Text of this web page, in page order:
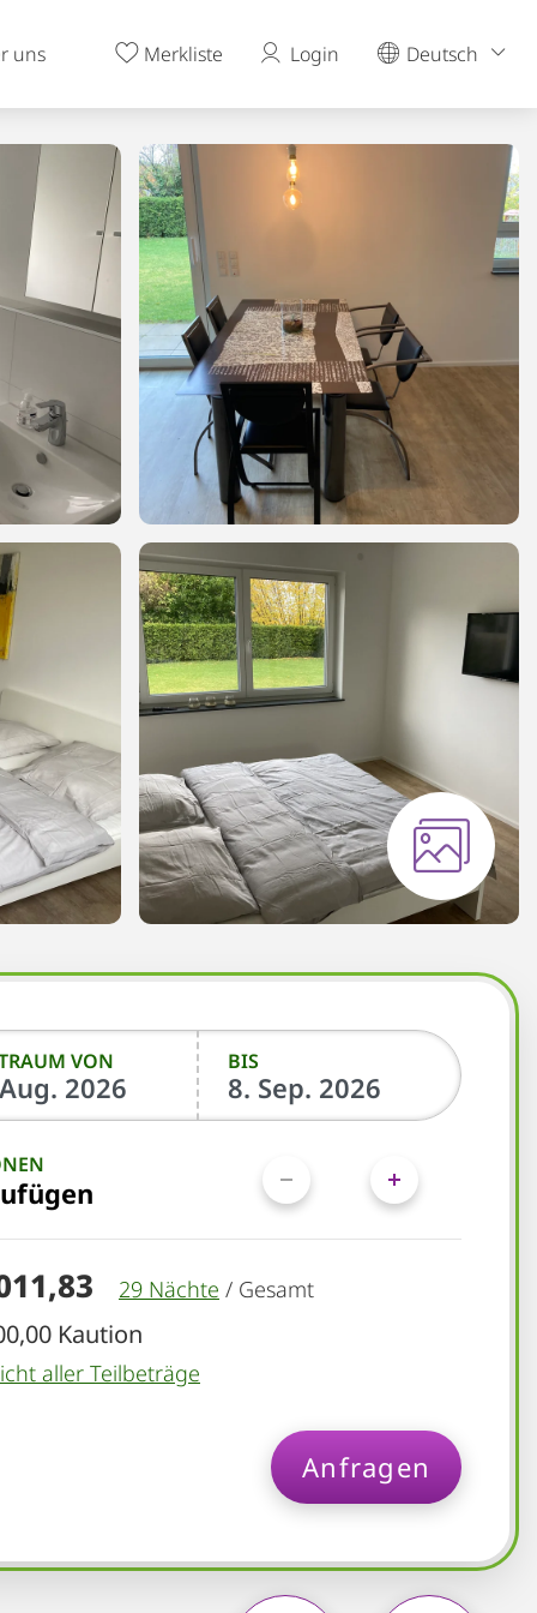
uns Merkliste Login Deutsch
VON BIS
29 Nächte / Gesamt
Kaution
aller Teilbeträge
Anfragen